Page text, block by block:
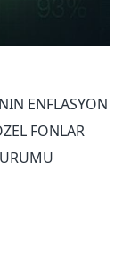
ENFLASYON
FONLAR